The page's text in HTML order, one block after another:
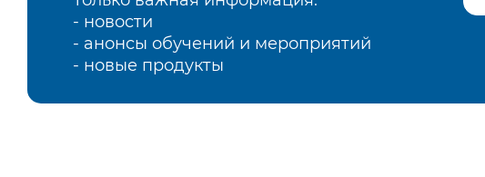
- новости
- анонсы обучений и мероприятий
- новые продукты